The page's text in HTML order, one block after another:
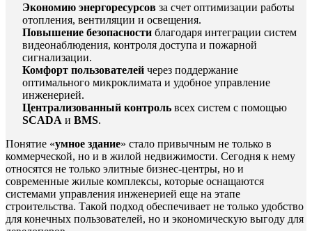
Экономию энергоресурсов за счет оптимизации работы
отопления, вентиляции и освещения.
Повышение безопасности благодаря интеграции систем
видеонаблюдения, контроля доступа и пожарной
сигнализации.
Комфорт пользователей через поддержание
оптимального микроклимата и удобное управление
инженерией.
Централизованный контроль всех систем с помощью
SCADA и BMS.
Понятие «умное здание» стало привычным не только в
коммерческой, но и в жилой недвижимости. Сегодня к нему
относятся не только элитные бизнес-центры, но и
современные жилые комплексы, которые оснащаются
системами управления инженерией еще на этапе
строительства. Такой подход обеспечивает не только удобство
для конечных пользователей, но и экономическую выгоду для